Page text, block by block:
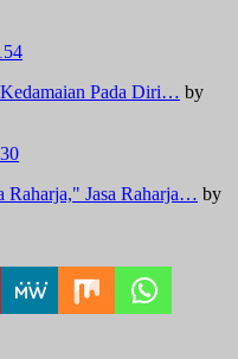
Pada Diri… by
Raharja," Jasa Raharja… by